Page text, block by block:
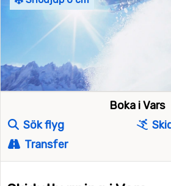
Boka i Vars
Sök flyg
Transfer